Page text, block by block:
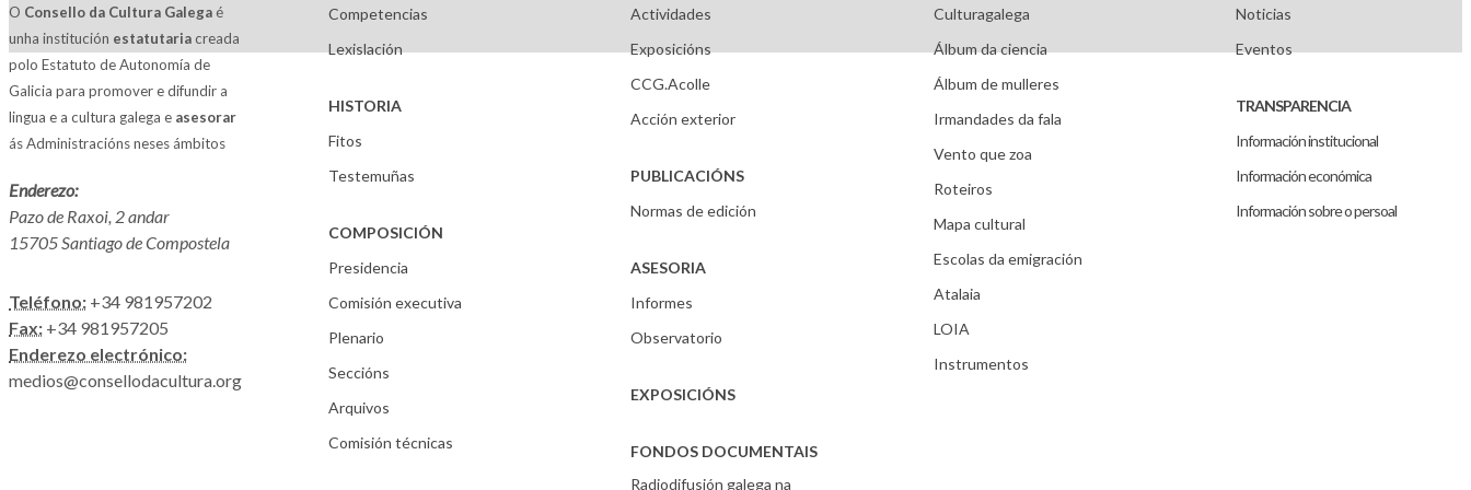
O Consello da Cultura Galega é
unha institución estatutariacreada
polo Estatuto de Autonomía de
Galicia para promover e difundir a
lingua e a cultura galega e asesorar
ás Administracións neses ámbitos
Enderezo:
Pazo de Raxoi, 2 andar
15705 Santiago de Compostela
Teléfono: +34 981957202
Fax: +34 981957205
Enderezo electrónico:
medios@consellodacultura.org
Competencias
Lexislación
HISTORIA
Fitos
Testemuñas
COMPOSICIÓN
Presidencia
Comisión executiva
Plenario
Seccións
Arquivos
Comisión técnicas
Actividades
Exposicións
CCG.Acolle
Acción exterior
PUBLICACIÓNS
Normas de edición
ASESORIA
Informes
Observatorio
EXPOSICIÓNS
FONDOS DOCUMENTAIS
Radiodifusión galega na
Culturagalega
Álbum da ciencia
Álbum de mulleres
Irmandades da fala
Vento que zoa
Roteiros
Mapa cultural
Escolas da emigración
Atalaia
LOIA
Instrumentos
Noticias
Eventos
TRANSPARENCIA
Información institucional
Información económica
Información sobre o persoal